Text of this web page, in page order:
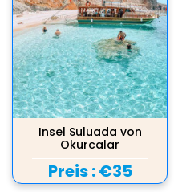
Insel Suluada von
Okurcalar
Preis :€35